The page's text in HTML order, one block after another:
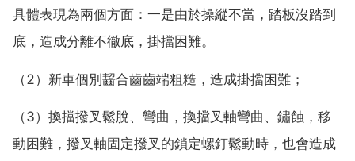
具體表現為兩個方面：一是由於操縱不當，踏板沒踏到
底，造成分離不徹底，掛擋困難。
（2）新車個別齧合齒齒端粗糙，造成掛擋困難；
（3）換擋撥叉鬆脫、彎曲，換擋叉軸彎曲、鏽蝕，移
動困難，撥叉軸固定撥叉的鎖定螺釘鬆動時，也會造成